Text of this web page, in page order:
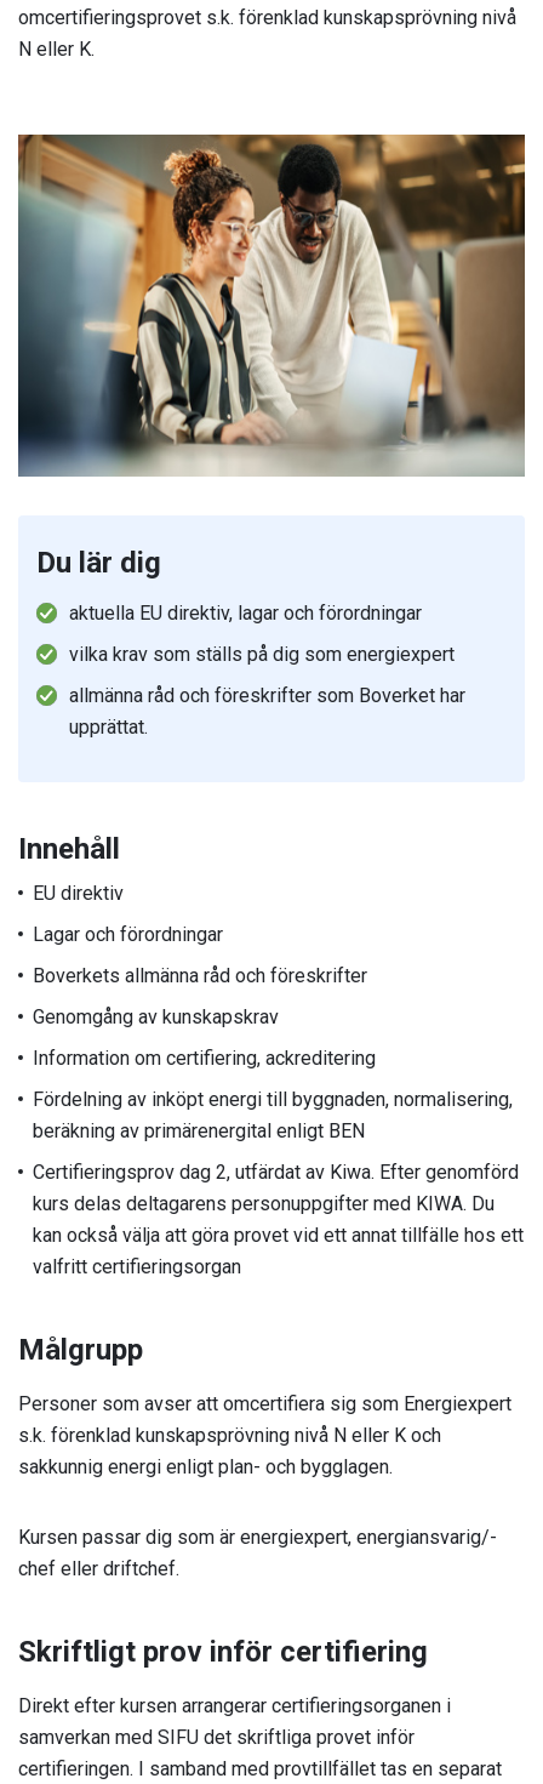
omcertifieringsprovet s.k. förenklad kunskapsprövning nivå
N eller K.
Du lär dig
aktuella EU direktiv, lagar och förordningar
vilka krav som ställs på dig som energiexpert
allmänna råd och föreskrifter som Boverket har
upprättat.
Innehåll
EU direktiv
Lagar och förordningar
Boverkets allmänna råd och föreskrifter
Genomgång av kunskapskrav
Information om certifiering, ackreditering
Fördelning av inköpt energi till byggnaden, normalisering,
beräkning av primärenergital enligt BEN
Certifieringsprov dag 2, utfärdat av Kiwa. Efter genomförd
kurs delas deltagarens personuppgifter med KIWA. Du
kan också välja att göra provet vid ett annat tillfälle hos ett
valfritt certifieringsorgan
Målgrupp
Personer som avser att omcertifiera sig som Energiexpert
s.k. förenklad kunskapsprövning nivå N eller K och
sakkunnig energi enligt plan- och bygglagen.
Kursen passar dig som är energiexpert, energiansvarig/-
chef eller driftchef.
Skriftligt prov inför certifiering
Direkt efter kursen arrangerar certifieringsorganen i
samverkan med SIFU det skriftliga provet inför
certifieringen. I samband med provtillfället tas en separat